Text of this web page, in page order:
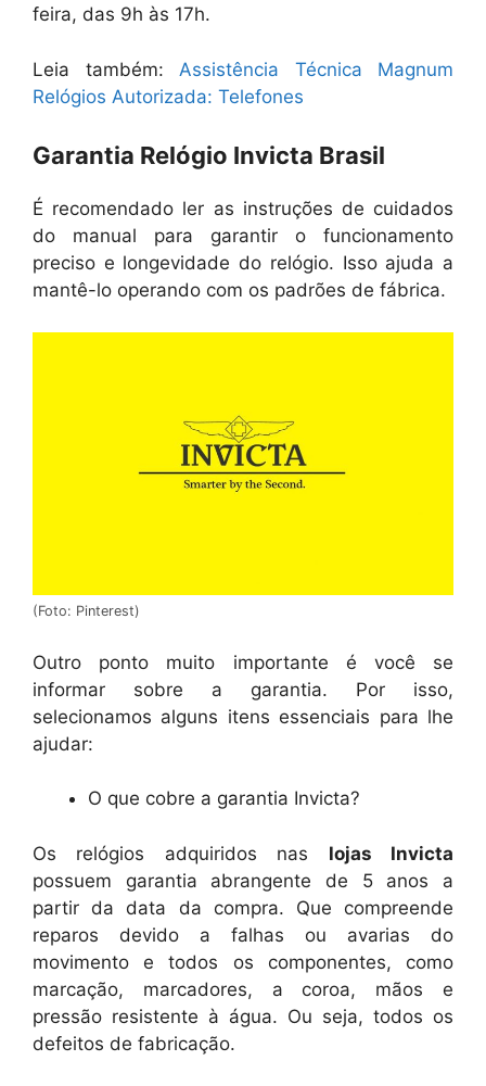
feira, das 9h às 17h.
Leia também: Assistência Técnica Magnum
Relógios Autorizada: Telefones
Garantia Relógio Invicta Brasil
É recomendado ler as instruções de cuidados
do manual para garantir o funcionamento
preciso e longevidade do relógio. Isso ajuda a
mantê-lo operando com os padrões de fábrica.
(Foto: Pinterest)
Outro ponto muito importante é você se
informar sobre a garantia. Por isso,
selecionamos alguns itens essenciais para lhe
ajudar:
O que cobre a garantia Invicta?
Os relógios adquiridos nas lojas Invicta
possuem garantia abrangente de 5 anos a
partir da data da compra. Que compreende
reparos devido a falhas ou avarias do
movimento e todos os componentes, como
marcação, marcadores, a coroa, mãos e
pressão resistente à água. Ou seja, todos os
defeitos de fabricação.